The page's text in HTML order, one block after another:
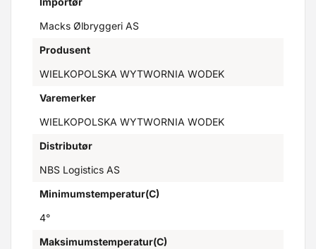
Macks Ølbryggeri AS
Produsent
WIELKOPOLSKA WYTWORNIA WODEK
Varemerker
WIELKOPOLSKA WYTWORNIA WODEK
Distributør
NBS Logistics AS
Minimumstemperatur(C)
4°
Maksimumstemperatur(C)